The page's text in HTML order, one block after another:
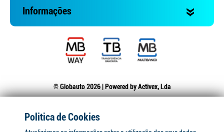
Informações
© Globauto 2026 | Powered byActivex, Lda
Politica de Cookies